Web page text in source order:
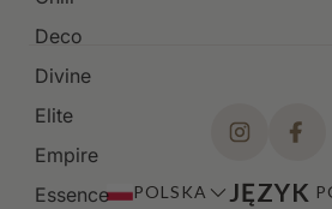
Deco
Divine
Elite
Empire
Essence
POLSKA JĘZYK